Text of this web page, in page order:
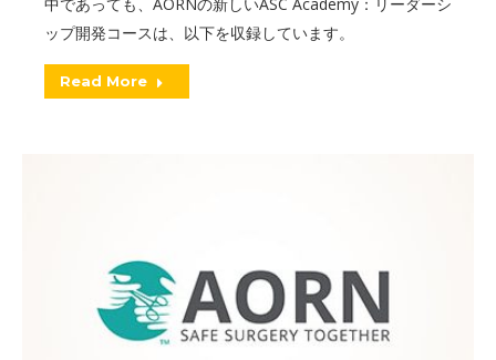
ップ開発コースは、以下を収録しています。
Read More